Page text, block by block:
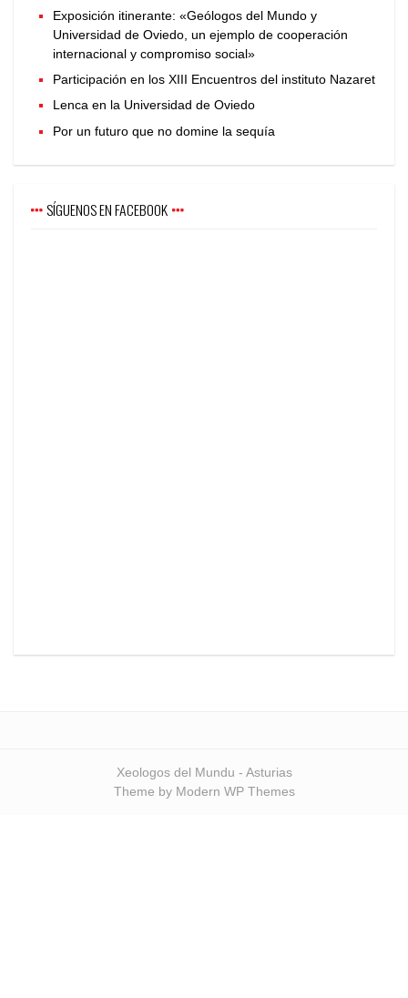
Exposición itinerante: «Geólogos del Mundo y
Universidad de Oviedo, un ejemplo de cooperación
internacional y compromiso social»
Participación en los XIII Encuentros del instituto Nazaret
Lenca en la Universidad de Oviedo
Por un futuro que no domine la sequía
SÍGUENOS EN FACEBOOK
Xeologos del Mundu - Asturias
Theme by Modern WP Themes